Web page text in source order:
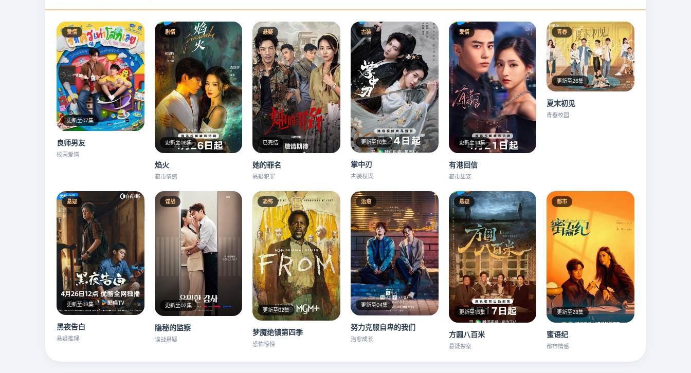
爱情
更新至07集
良师男友
校园爱情
剧情
更新至06集
焰火
都市情感
悬疑
已完结
她的罪名
悬疑犯罪
古装
更新至10集
掌中刃
古装权谋
爱情
更新至14集
有港回信
都市甜宠
青春
更新至26集
夏末初见
青春校园
悬疑
更新至03集
黑夜告白
悬疑推理
谍战
更新至02集
隐秘的监察
谍战悬疑
恐怖
更新至02集
梦魇绝镇第四季
恐怖惊悚
治愈
更新至04集
努力克服自卑的我们
治愈成长
悬疑
更新至15集
方圆八百米
悬疑探案
都市
更新至28集
蜜语纪
都市情感